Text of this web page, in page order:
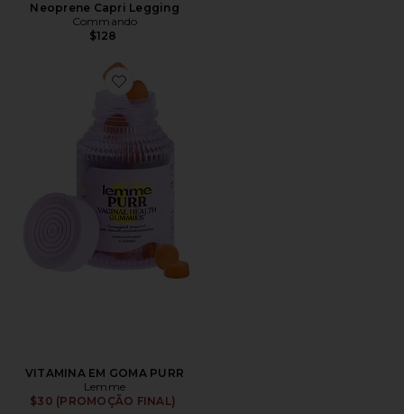
Neoprene Capri Legging
Commando
$128
Favorite VITAMINA EM GOMA PURR
VITAMINA EM GOMA PURR
Lemme
$30 (PROMOÇÃO FINAL)